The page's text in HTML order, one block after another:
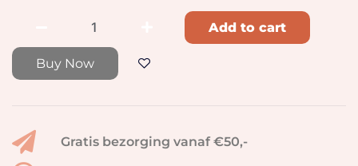
Buy Now
Add to cart
Gratis bezorging vanaf €50,-